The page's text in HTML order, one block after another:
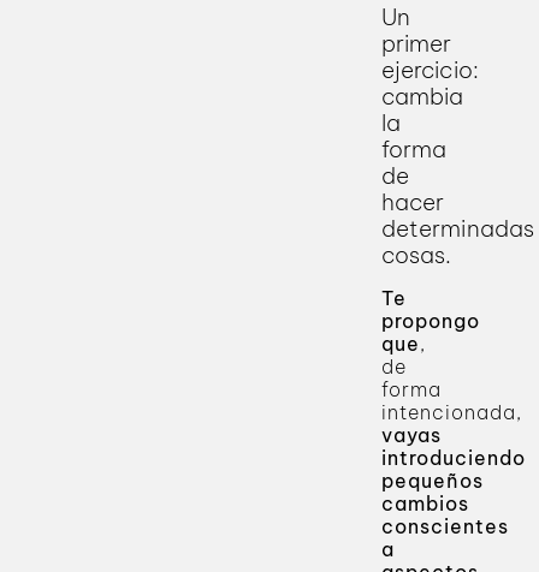
Un
primer
ejercicio:
cambia
la
forma
de
hacer
determinadas
cosas.
Te
propongo
que,
de
forma
intencionada,
vayas
introduciendo
pequeños
cambios
conscientes
a